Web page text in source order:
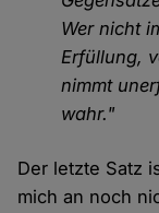
Wer nicht
Erfüllung,
nimmt
wahr."
Der letzte Satz
mich an noch